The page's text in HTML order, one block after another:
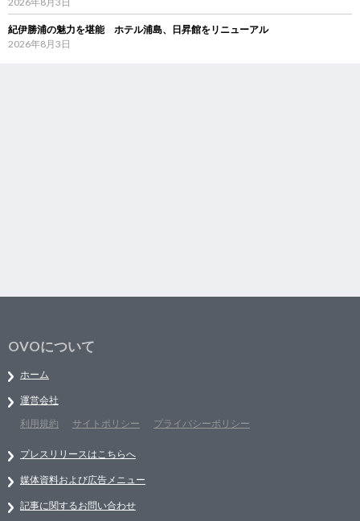
紀伊勝浦の魅力を堪能 ホテル浦島、日昇館をリニューアル
2026年8月3日
OVOについて
ホーム
運営会社
利用規約
サイトポリシー プライバシーポリシー
プレスリリースはこちらへ
媒体資料および広告メニュー
記事に関するお問い合わせ